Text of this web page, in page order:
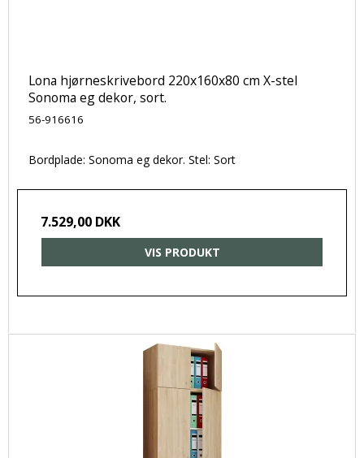
Lona hjørneskrivebord 220x160x80 cm X-stel
Sonoma eg dekor, sort.
56-916616
Bordplade: Sonoma eg dekor. Stel: Sort
7.529,00 DKK
VIS PRODUKT